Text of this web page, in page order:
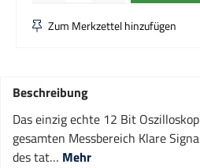
Zum Merkzettel hinzufügen
Beschreibung
Das einzig echte 12 Bit
gesamten Messbereich Klare
des tat… Mehr